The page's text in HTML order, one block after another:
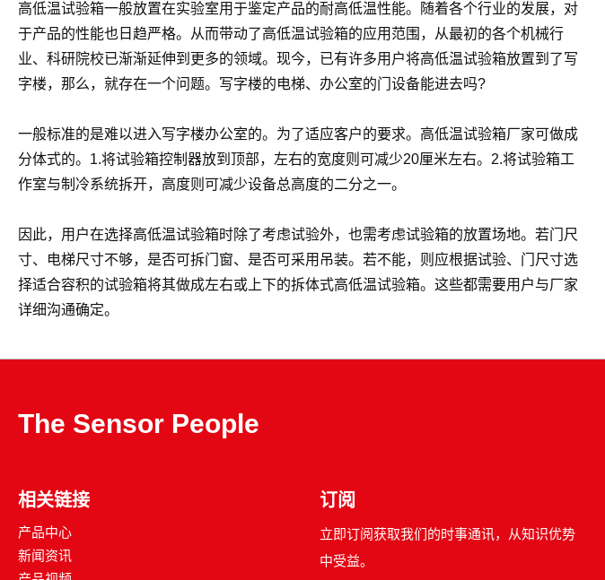
高低温试验箱一般放置在实验室用于鉴定产品的耐高低温性能。随着各个行业的发展，对
于产品的性能也日趋严格。从而带动了高低温试验箱的应用范围，从最初的各个机械行
业、科研院校已渐渐延伸到更多的领域。现今，已有许多用户将高低温试验箱放置到了写
字楼，那么，就存在一个问题。写字楼的电梯、办公室的门设备能进去吗?
一般标准的是难以进入写字楼办公室的。为了适应客户的要求。高低温试验箱厂家可做成
分体式的。1.将试验箱控制器放到顶部，左右的宽度则可减少20厘米左右。2.将试验箱工
作室与制冷系统拆开，高度则可减少设备总高度的二分之一。
因此，用户在选择高低温试验箱时除了考虑试验外，也需考虑试验箱的放置场地。若门尺
寸、电梯尺寸不够，是否可拆门窗、是否可采用吊装。若不能，则应根据试验、门尺寸选
择适合容积的试验箱将其做成左右或上下的拆体式高低温试验箱。这些都需要用户与厂家
详细沟通确定。
The Sensor People
相关链接
产品中心
新闻资讯
订阅
立即订阅获取我们的时事通讯，从知识优势
中受益。